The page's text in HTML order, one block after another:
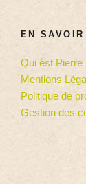
EN
Qui est
Mentions
Politique de
Gestion des